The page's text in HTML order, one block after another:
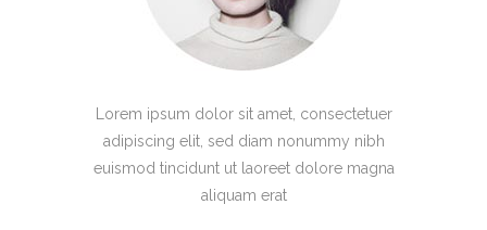
Lorem ipsum dolor sit amet, consectetuer
adipiscing elit, sed diam nonummy nibh
euismod tincidunt ut laoreet dolore magna
aliquam erat